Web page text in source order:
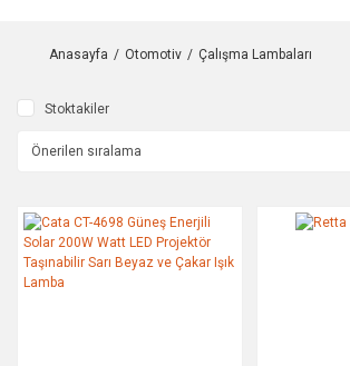
Anasayfa Otomotiv Çalışma Lambaları
Stoktakiler